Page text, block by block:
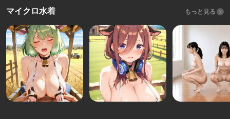
マイクロ水着 もっと見る